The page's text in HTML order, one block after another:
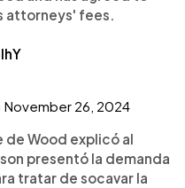
attorneys' fees.
November 26, 2024
de Wood explicó al
presentó la demanda
tratar de socavar la